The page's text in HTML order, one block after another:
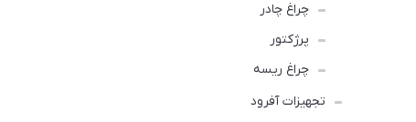
چراغ چادر
پرژکتور
چراغ ریسه
تجهیزات آفرود